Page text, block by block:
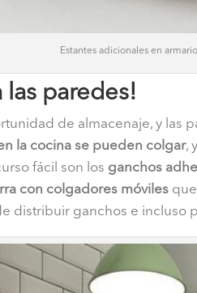
Estantes adicionales en
las paredes!
de almacenaje, y las
la cocina se pueden colgar,
fácil son los ganchos
con colgadores móviles
distribuir ganchos e incluso